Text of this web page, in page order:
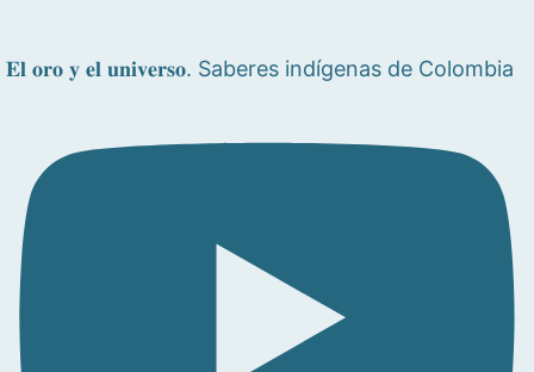
𝐄𝐥 𝐨𝐫𝐨 𝐲 𝐞𝐥 𝐮𝐧𝐢𝐯𝐞𝐫𝐬𝐨. Saberes indígenas de Colombia